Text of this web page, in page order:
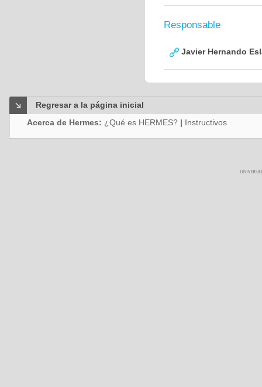
Responsable
Javier Hernando
Regresar a la página inicial
Acerca de Hermes: ¿Qué es HERMES? | Instructivos